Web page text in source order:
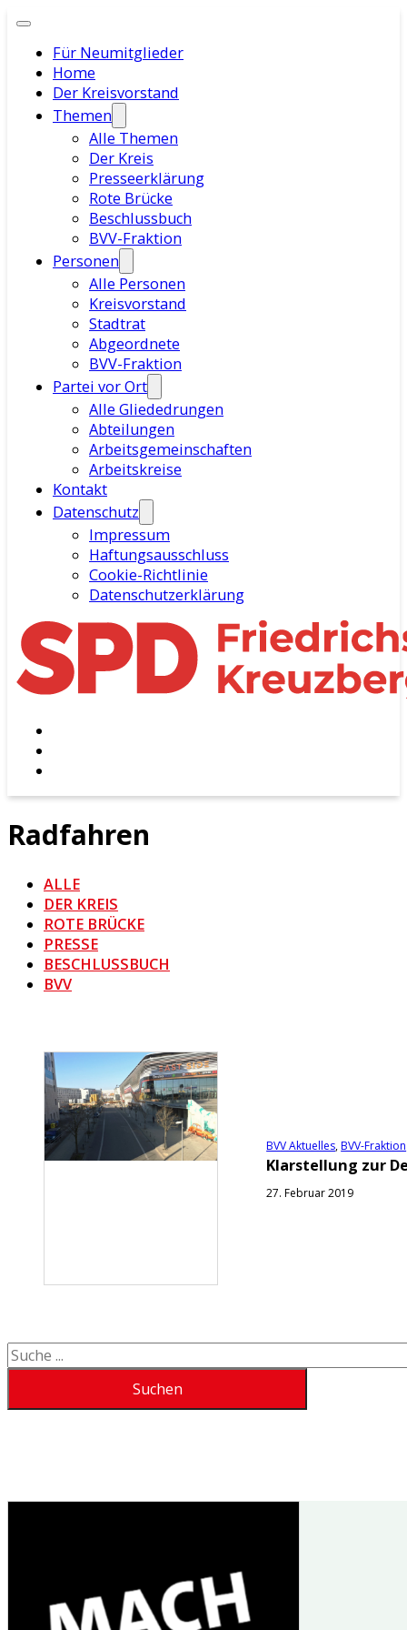
Für Neumitglieder
Home
Der Kreisvorstand
Themen
Alle Themen
Der Kreis
Presseerklärung
Rote Brücke
Beschlussbuch
BVV-Fraktion
Personen
Alle Personen
Kreisvorstand
Stadtrat
Abgeordnete
BVV-Fraktion
Partei vor Ort
Alle Gliededrungen
Abteilungen
Arbeitsgemeinschaften
Arbeitskreise
Kontakt
Datenschutz
Impressum
Haftungsausschluss
Cookie-Richtlinie
Datenschutzerklärung
Radfahren
ALLE
DER KREIS
ROTE BRÜCKE
PRESSE
BESCHLUSSBUCH
BVV
BVV Aktuelles,BVV-Fraktion
Klarstellung zur
27. Februar 2019
Suchen
Suchen